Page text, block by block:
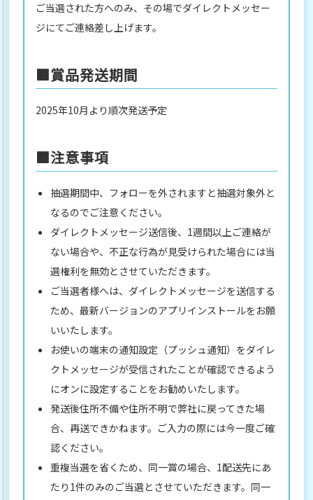
ご当選された方へのみ、その場でダイレクトメッセー
ジにてご連絡差し上げます。
■賞品発送期間
2025年10月より順次発送予定
■注意事項
抽選期間中、フォローを外されますと抽選対象外と
なるのでご注意ください。
ダイレクトメッセージ送信後、1週間以上ご連絡が
ない場合や、不正な行為が見受けられた場合には当
選権利を無効とさせていただきます。
ご当選者様へは、ダイレクトメッセージを送信する
ため、最新バージョンのアプリインストールをお願
いいたします。
お使いの端末の通知設定（プッシュ通知）をダイレ
クトメッセージが受信されたことが確認できるよう
にオンに設定することをお勧めいたします。
発送後住所不備や住所不明で弊社に戻ってきた場
合、再送できかねます。ご入力の際には今一度ご確
認ください。
重複当選を省くため、同一賞の場合、1配送先にあ
たり1件のみのご当選とさせていただきます。同一